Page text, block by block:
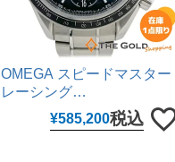
OMEGA スピードマスター
レーシング
326.30.40.50.01.001 40mm
黒文字盤 ステンレス 自動巻
¥585,200税込